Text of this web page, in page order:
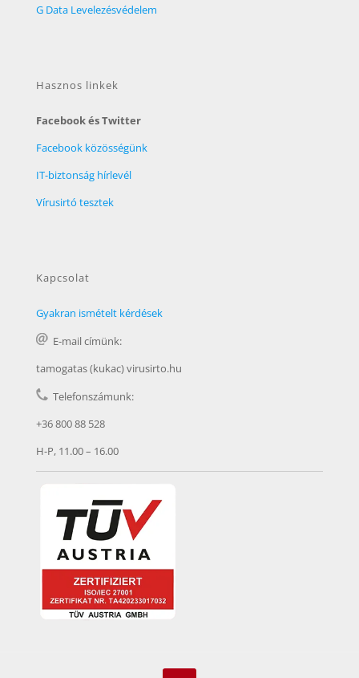
G Data Levelezésvédelem
Hasznos linkek
Facebook és Twitter
Facebook közösségünk
IT-biztonság hírlevél
Vírusirtó tesztek
Kapcsolat
Gyakran ismételt kérdések
E-mail címünk:
tamogatas (kukac) virusirto.hu
Telefonszámunk:
+36 800 88 528
H-P, 11.00 – 16.00